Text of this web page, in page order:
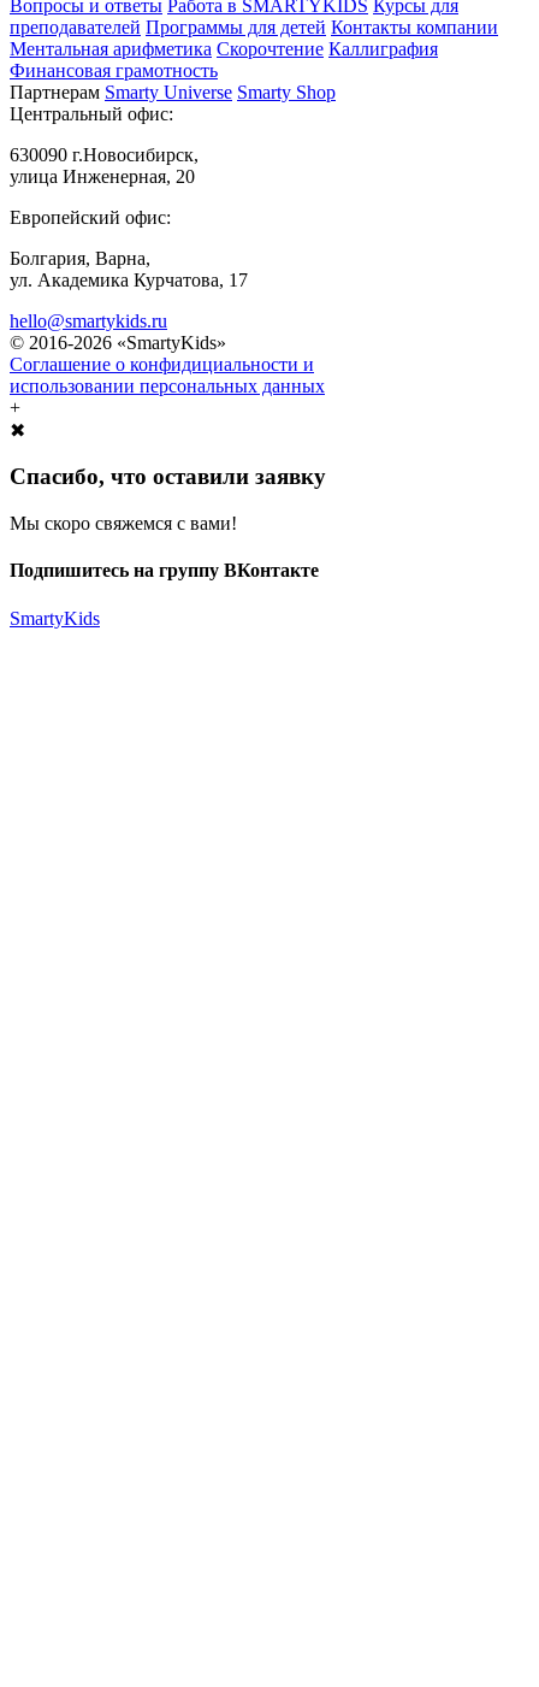
Вопросы и ответы Работа в SMARTYKIDS Курсы для
преподавателей Программы для детей Контакты компании
Ментальная арифметика Скорочтение Каллиграфия
Финансовая грамотность
Партнерам Smarty Universe Smarty Shop
Центральный офис:
630090 г.Новосибирск,
улица Инженерная, 20
Европейский офис:
Болгария, Варна,
ул. Академика Курчатова, 17
hello@smartykids.ru
© 2016-2026 «SmartyKids»
Соглашение о конфидициальности и
использовании персональных данных
+
✖
Спасибо, что оставили заявку
Мы скоро свяжемся с вами!
Подпишитесь на группу ВКонтакте
SmartyKids